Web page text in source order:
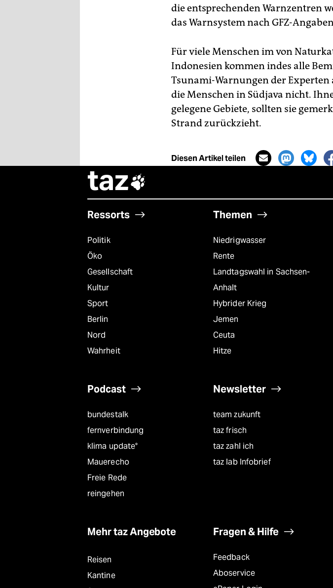
die entsprechenden Warnzentren
das Warnsystem nach GFZ-
Für viele Menschen im von
Indonesien kommen indes alle
Tsunami-Warnungen der
die Menschen in Südjava nicht.
gelegene Gebiete, sollten sie
Strand zurückzieht.
Diesen Artikel teilen
taz
Ressorts
Politik
Öko
Gesellschaft
Kultur
Sport
Berlin
Nord
Wahrheit
Themen
Niedrigwasser
Rente
Landtagswahl in Sachsen-
Anhalt
Hybrider Krieg
Jemen
Ceuta
Hitze
Podcast
bundestalk
fernverbindung
klima update°
Mauerecho
Freie Rede
reingehen
Newsletter
team zukunft
taz frisch
taz zahl ich
taz lab Infobrief
Mehr taz Angebote
Reisen
Kantine
Fragen & Hilfe
Feedback
Aboservice